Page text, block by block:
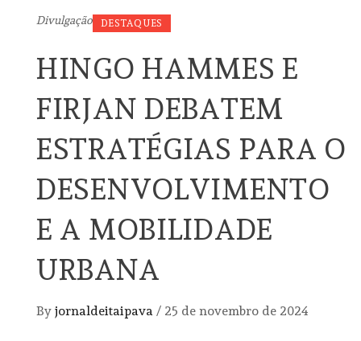
Divulgação DESTAQUES
HINGO HAMMES E
FIRJAN DEBATEM
ESTRATÉGIAS PARA O
DESENVOLVIMENTO
E A MOBILIDADE
URBANA
By jornaldeitaipava / 25 de novembro de 2024